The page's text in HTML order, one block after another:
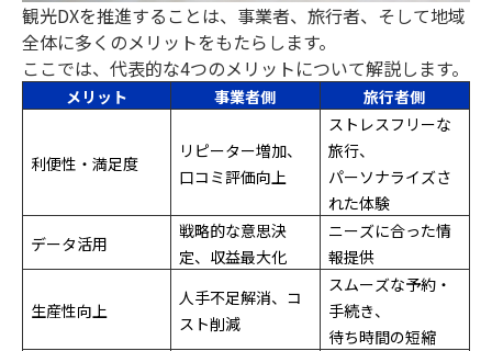
観光DXを推進することは、事業者、旅行者、そして地域
全体に多くのメリットをもたらします。
ここでは、代表的な4つのメリットについて解説します。
メリット 事業者側 旅行者側
利便性・満足度
リピーター増加、
口コミ評価向上
ストレスフリーな
旅行、
パーソナライズさ
れた体験
データ活用
戦略的な意思決
定、収益最大化
ニーズに合った情
報提供
生産性向上
人手不足解消、コ
スト削減
スムーズな予約・
手続き、
待ち時間の短縮